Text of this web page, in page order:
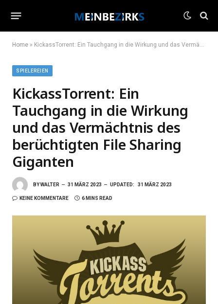
Home » KickassTorrent: Ein Tauchgang in die Wirkung und das Vermächtnis des berüchtigten File Sharing Giganten
SPIELEREIEN
KickassTorrent: Ein
Tauchgang in die Wirkung
und das Vermächtnis des
berüchtigten File Sharing
Giganten
BYWALTER 31 MÄRZ 2023 UPDATED: 31 MÄRZ 2023
KEINE KOMMENTARE 6 MINS READ